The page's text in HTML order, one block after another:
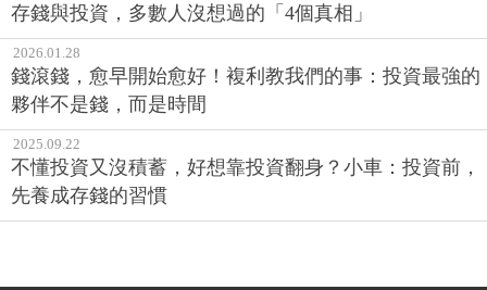
存錢與投資，多數人沒想過的「4個真相」
2026.01.28
錢滾錢，愈早開始愈好！複利教我們的事：投資最強的
夥伴不是錢，而是時間
2025.09.22
不懂投資又沒積蓄，好想靠投資翻身？小車：投資前，
先養成存錢的習慣